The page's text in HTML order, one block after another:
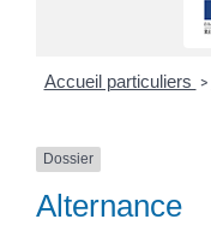
Accueil particuliers >
Dossier
Alternance